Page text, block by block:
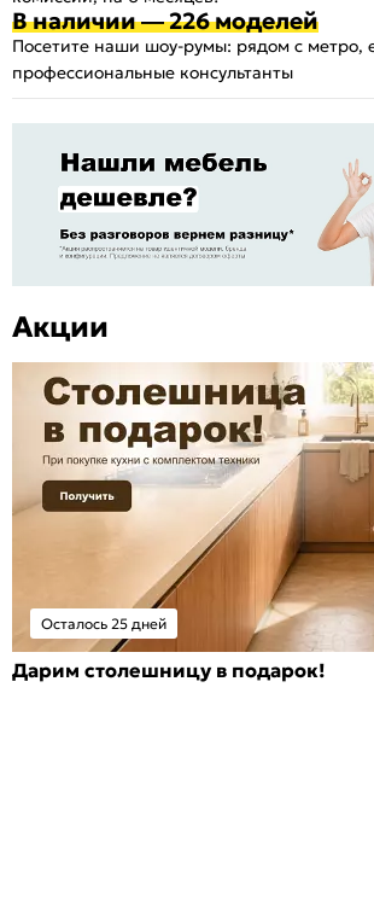
В наличии — 226 моделей
Посетите наши шоу-румы: рядом с метро,
профессиональные консультанты
Акции
Осталось 25 дней
Дарим столешницу в подарок!